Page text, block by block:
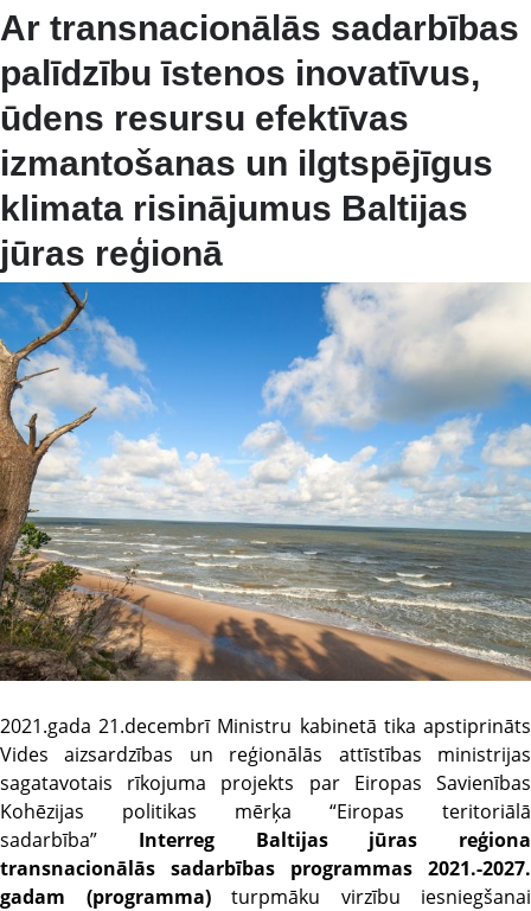
Ar transnacionālās sadarbības
palīdzību īstenos inovatīvus,
ūdens resursu efektīvas
izmantošanas un ilgtspējīgus
klimata risinājumus Baltijas
jūras reģionā
2021.gada 21.decembrī Ministru kabinetā tika apstiprināts
Vides aizsardzības un reģionālās attīstības ministrijas
sagatavotais rīkojuma projekts par Eiropas Savienības
Kohēzijas politikas mērķa “Eiropas teritoriālā
sadarbība” Interreg Baltijas jūras reģiona
transnacionālās sadarbības programmas 2021.-2027.
gadam (programma)turpmāku virzību iesniegšanai